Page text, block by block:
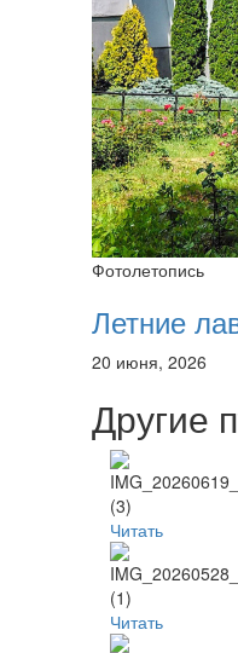
Фотолетопись
Летние
20 июня, 2026
Другие
Читать
Читать